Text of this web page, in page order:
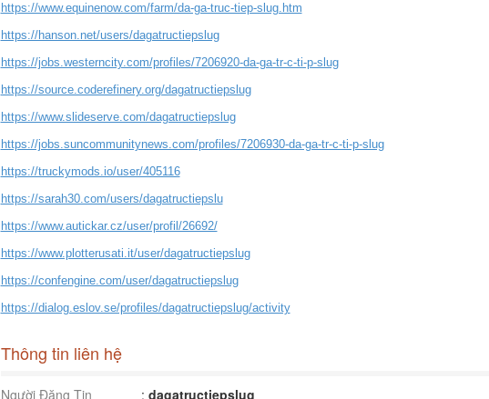
https://www.equinenow.com/farm/da-ga-truc-tiep-slug.htm
https://hanson.net/users/dagatructiepslug
https://jobs.westerncity.com/profiles/7206920-da-ga-tr-c-ti-p-slug
https://source.coderefinery.org/dagatructiepslug
https://www.slideserve.com/dagatructiepslug
https://jobs.suncommunitynews.com/profiles/7206930-da-ga-tr-c-ti-p-slug
https://truckymods.io/user/405116
https://sarah30.com/users/dagatructiepslu
https://www.autickar.cz/user/profil/26692/
https://www.plotterusati.it/user/dagatructiepslug
https://confengine.com/user/dagatructiepslug
https://dialog.eslov.se/profiles/dagatructiepslug/activity
Thông tin liên hệ
Người Đăng Tin : dagatructiepslug